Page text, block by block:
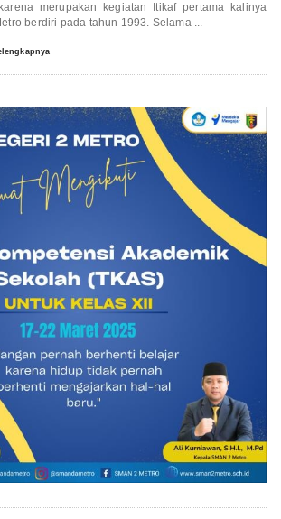
merupakan kegiatan Itikaf pertama kalinya
berdiri pada tahun 1993. Selama ...